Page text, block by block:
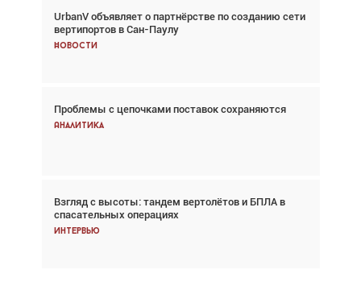
UrbanV объявляет о партнёрстве по созданию сети
вертипортов в Сан-Паулу
Новости
Проблемы с цепочками поставок сохраняются
Аналитика
Взгляд с высоты: тандем вертолётов и БПЛА в
спасательных операциях
Интервью
Авиационный фотограф Дэйв Кох: «Фотография
говорит сама за себя... а ИИ всё портит»
Новости
Впервые с 2024 года глобальный трафик
снижается три недели подряд
Частный самолёт – это актив. Подходите к
покупке соответствующим образом
Интервью